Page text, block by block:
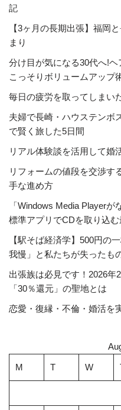
記
【3ヶ月の長期出張】福岡
まり
分け目が気になる30代へ!
こっそりボリュームアップ
毎日の疲労を取ってしまい
夫婦で長崎・ハウステンボ
で賢く旅した5日間
リアル体験談を活用して婚
リフォームの値段を交渉す
手な進め方
「Windows Media Player
標準アプリでCDを取り込
【駅そば経済学】500円の
我慢」と私たちが失ったも
出張族は必見です！2026年
「30％還元」の聖地とは
恋愛・復縁・不倫・婚活を
M T W